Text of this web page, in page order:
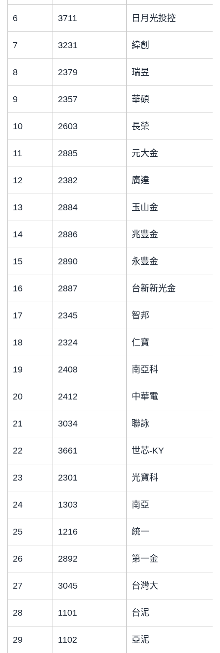
6 3711 日月光投控
7 3231 緯創
8 2379 瑞昱
9 2357 華碩
10 2603 長榮
11 2885 元大金
12 2382 廣達
13 2884 玉山金
14 2886 兆豐金
15 2890 永豐金
16 2887 台新新光金
17 2345 智邦
18 2324 仁寶
19 2408 南亞科
20 2412 中華電
21 3034 聯詠
22 3661 世芯-KY
23 2301 光寶科
24 1303 南亞
25 1216 統一
26 2892 第一金
27 3045 台灣大
28 1101 台泥
29 1102 亞泥